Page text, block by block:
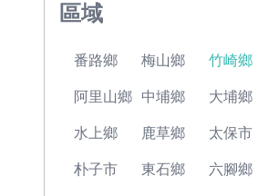
區域
番路鄉 梅山鄉 竹崎鄉
阿里山鄉 中埔鄉 大埔鄉
水上鄉 鹿草鄉 太保市
朴子市 東石鄉 六腳鄉